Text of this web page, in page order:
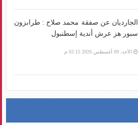
الجارديان عن صفقة محمد صلاح : طرابزون
سبور هز عرش أندية إسطنبول
الأحد، 09 أغسطس 2026 02:15 م